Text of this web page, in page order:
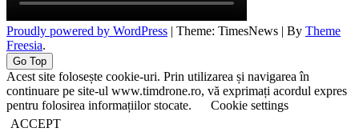
Proudly powered by WordPress | Theme: TimesNews | By Theme
Freesia.
Go Top
Acest site folosește cookie-uri. Prin utilizarea și navigarea în
continuare pe site-ul www.timdrone.ro, vă exprimați acordul expres
pentru folosirea informațiilor stocate.
Cookie settings
ACCEPT